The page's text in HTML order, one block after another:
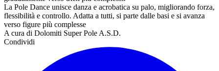
La Pole Dance unisce danza e acrobatica su palo, migliorando forza,
flessibilità e controllo. Adatta a tutti, si parte dalle basi e si avanza
verso figure più complesse
A cura di Dolomiti Super Pole A.S.D.
Condividi